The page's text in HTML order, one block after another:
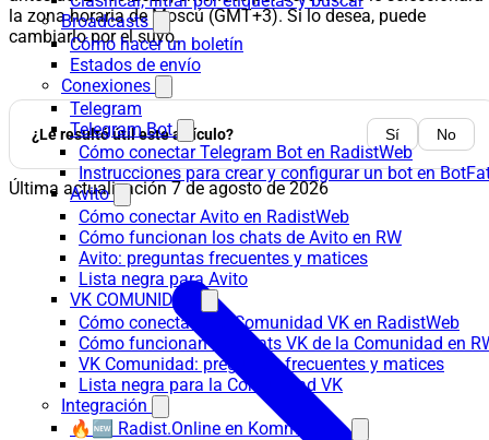
Broadcasts
Cómo hacer un boletín
Estados de envío
Conexiones
Telegram
Telegram Bot
Cómo conectar Telegram Bot en RadistWeb
Instrucciones para crear y configurar un bot en
Avito
Cómo conectar Avito en RadistWeb
Cómo funcionan los chats de Avito en RW
Avito: preguntas frecuentes y matices
Lista negra para Avito
VK COMUNIDAD
Cómo conectar una Comunidad VK en RadistWeb
Cómo funcionan los chats VK de la Comunidad en
VK Comunidad: preguntas frecuentes y matices
Lista negra para la Comunidad VK
Integración
🔥🆕 Radist.Online en Kommo.com
la zona horaria de Moscú (GMT+3). Si lo desea, puede
cambiarlo por el suyo.
¿Le resultó útil este artículo? Sí No
Última actualización 7 de agosto de 2026